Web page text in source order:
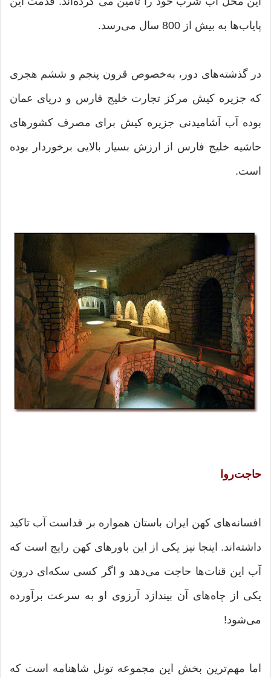
پایاب‌ها به بیش از 800 سال می‌رسد.
در گذشته‌های دور، به‌خصوص قرون پنجم و ششم هجری
كه جزیره كیش مركز تجارت خلیج فارس و دریای عمان
بوده آب آشامیدنی جزیره كیش برای مصرف كشورهای
حاشیه خلیج فارس از ارزش بسیار بالایی برخوردار بوده
است.
حاجت‌روا
افسانه‌های كهن ایران باستان همواره بر قداست آب تاكید
داشته‌اند. اینجا نیز یكی از این باورهای كهن رایج است كه
آب این قنات‌ها حاجت می‌دهد و اگر كسی سكه‌ای درون
یكی از چاه‌های آن بیندازد آرزوی او به سرعت برآورده
می‌شود!
اما مهم‌ترین بخش این مجموعه تونل شاهنامه است كه